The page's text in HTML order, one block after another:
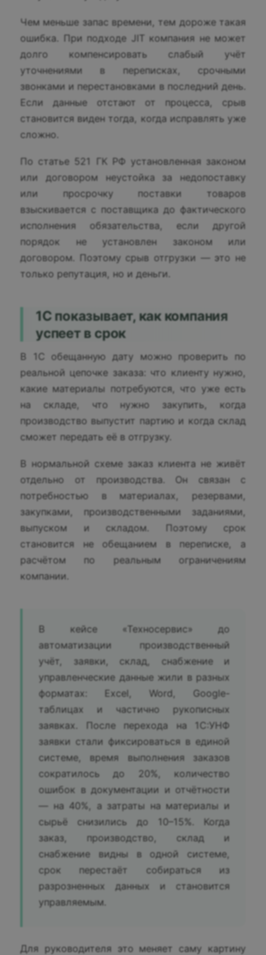
Чем меньше запас времени, тем дороже такая
ошибка. При подходе JIT компания не может
долго компенсировать слабый учёт
уточнениями в переписках, срочными
звонками и перестановками в последний день.
Если данные отстают от процесса, срыв
становится виден тогда, когда исправлять уже
сложно.
По статье 521 ГК РФ установленная законом
или договором неустойка за недопоставку
или просрочку поставки товаров
взыскивается с поставщика до фактического
исполнения обязательства, если другой
порядок не установлен законом или
договором. Поэтому срыв отгрузки — это не
только репутация, но и деньги.
1С показывает, как компания
успеет в срок
В 1С обещанную дату можно проверить по
реальной цепочке заказа: что клиенту нужно,
какие материалы потребуются, что уже есть
на складе, что нужно закупить, когда
производство выпустит партию и когда склад
сможет передать её в отгрузку.
В нормальной схеме заказ клиента не живёт
отдельно от производства. Он связан с
потребностью в материалах, резервами,
закупками, производственными заданиями,
выпуском и складом. Поэтому срок
становится не обещанием в переписке, а
расчётом по реальным ограничениям
компании.
В кейсе «Техносервис» до
автоматизации производственный
учёт, заявки, склад, снабжение и
управленческие данные жили в разных
форматах: Excel, Word, Google-
таблицах и частично рукописных
заявках. После перехода на 1С:УНФ
заявки стали фиксироваться в единой
системе, время выполнения заказов
сократилось до 20%, количество
ошибок в документации и отчётности
— на 40%, а затраты на материалы и
сырьё снизились до 10–15%. Когда
заказ, производство, склад и
снабжение видны в одной системе,
срок перестаёт собираться из
разрозненных данных и становится
управляемым.
Для руководителя это меняет саму картину